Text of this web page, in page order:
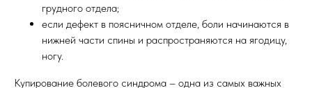
грудного отдела;
если дефект в поясничном отделе, боли начинаются в
нижней части спины и распространяются на ягодицу,
ногу.
Купирование болевого синдрома – одна из самых важных